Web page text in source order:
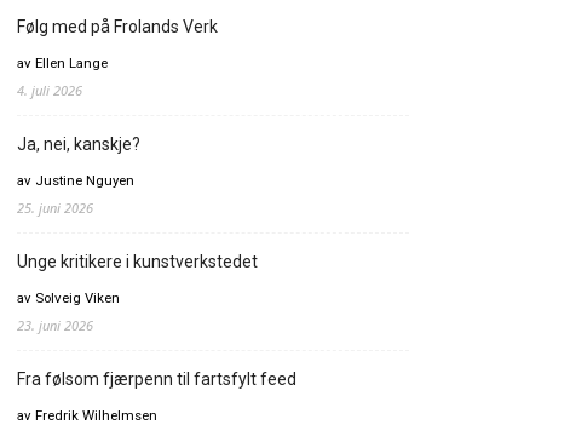
Følg med på Frolands Verk
av Ellen Lange
4. juli 2026
Ja, nei, kanskje?
av Justine Nguyen
25. juni 2026
Unge kritikere i kunstverkstedet
av Solveig Viken
23. juni 2026
Fra følsom fjærpenn til fartsfylt feed
av Fredrik Wilhelmsen